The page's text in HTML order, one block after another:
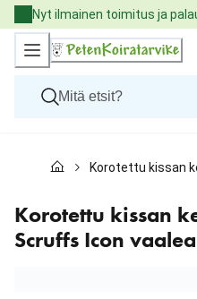
Skip
to
Content
Nyt ilmainen toimitus ja
Kissat
Eläinlääkäriruoat
Tuotemerkit
Uutuudet
Korotettu kissan
Korotettu kissan
Scruffs Icon